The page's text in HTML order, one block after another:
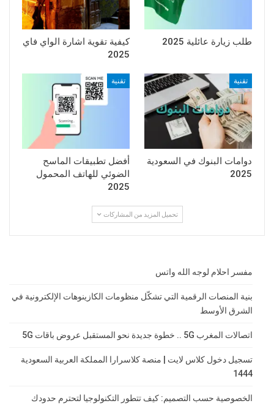
طلب زيارة عائلية 2025
كيفية تقوية اشارة الواي فاي
2025
تقنية
دوامات البنوك في السعودية
2025
تقنية
أفضل تطبيقات الماسح
الضوئي للهاتف المحمول
2025
تحميل المزيد من المشاركات
مفسر احلام لوجه الله واتس
بنية المنصات الرقمية التي تشكّل منظومات الكازينوهات الإلكترونية في
الشرق الأوسط
اتصالات المغرب 5G .. خطوة جديدة نحو المستقبل عروض باقات 5G
تسجيل دخول كلاس لايت | منصة كلاسرارا المملكة العربية السعودية
1444
الخصوصية حسب التصميم: كيف تتطور التكنولوجيا لتحترم حدودك